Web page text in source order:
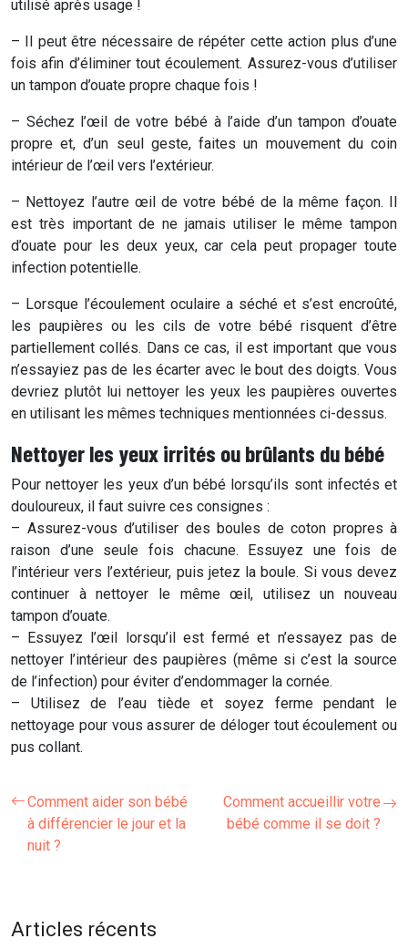
utilisé après usage !
– Il peut être nécessaire de répéter cette action plus d’une
fois afin d’éliminer tout écoulement. Assurez-vous d’utiliser
un tampon d’ouate propre chaque fois !
– Séchez l’œil de votre bébé à l’aide d’un tampon d’ouate
propre et, d’un seul geste, faites un mouvement du coin
intérieur de l’œil vers l’extérieur.
– Nettoyez l’autre œil de votre bébé de la même façon. Il
est très important de ne jamais utiliser le même tampon
d’ouate pour les deux yeux, car cela peut propager toute
infection potentielle.
– Lorsque l’écoulement oculaire a séché et s’est encroûté,
les paupières ou les cils de votre bébé risquent d’être
partiellement collés. Dans ce cas, il est important que vous
n’essayiez pas de les écarter avec le bout des doigts. Vous
devriez plutôt lui nettoyer les yeux les paupières ouvertes
en utilisant les mêmes techniques mentionnées ci-dessus.
Nettoyer les yeux irrités ou brûlants du bébé
Pournettoyer les yeux d’un bébé lorsqu’ils sont infectés et
douloureux, il faut suivre ces consignes :
– Assurez-vous d’utiliser des boules de coton propres à
raison d’une seule fois chacune. Essuyez une fois de
l’intérieur vers l’extérieur, puis jetez la boule. Si vous devez
continuer à nettoyer le même œil, utilisez un nouveau
tampon d’ouate.
– Essuyez l’œil lorsqu’il est fermé et n’essayez pas de
nettoyer l’intérieur des paupières (même si c’est la source
de l’infection) pour éviter d’endommager la cornée.
– Utilisez de l’eau tiède et soyez ferme pendant le
nettoyage pour vous assurer de déloger tout écoulement ou
pus collant.
Comment aider son bébé
à différencier le jour et la
nuit ?
Comment accueillir votre
bébé comme il se doit ?
Articles récents